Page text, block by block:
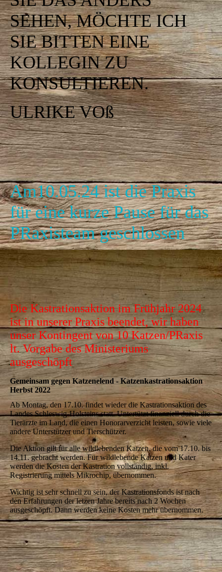
SEHEN, MÖCHTE ICH
SIE BITTEN EINE
KOLLEGIN ZU
KONSULTIEREN.
ULRIKE VOß
Am10.05.24 ist die Praxis
für eine kurze Pause für das
PRaxisteam geschlossen
Die Kastrationsaktion im Frühjahr 2024
ist in unserer Praxis beendet, wir haben
unser Kontingent von 10 Katzen/PRaxis
lt. Vorgabe des Ministeriums
ausgeschöpft
Gemeinsam gegen Katzenelend - Katzenkastrationsaktion
Herbst 2022
Ab Montag, den 17.10. findet wieder die Kastrationsaktion des
Landes Schleswig-Holsteins statt. Untertützt finanziell durch die
Tierärzte im Land, die einen Honorarverzicht leisten, sowie viele
andere Unterstützer und Tierschützer.
Die Aktion gilt für alle wildlebenden Katzen, die vom 17.10. bis
14.11. gebracht werden. Für wildlebende Katzen und Kater
werden die Kosten der Kastration vollständig, inkl.
Registrierung mittels Mikrochip, übernommen.
Wichtig ist sehr schnell zu sein, der Kastrationsfonds ist nach
den Erfahrungen der letzen Jahre bereits nach 2 Wochen
ausgeschöpft. Dann werden keine Kosten mehr übernommen.